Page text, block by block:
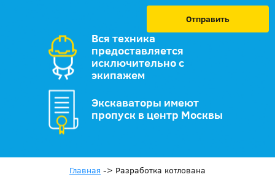
Отправить
Вся техника
предоставляется
исключительно с
экипажем
Экскаваторы имеют
пропуск в центр Москвы
Главная -> Разработка котлована